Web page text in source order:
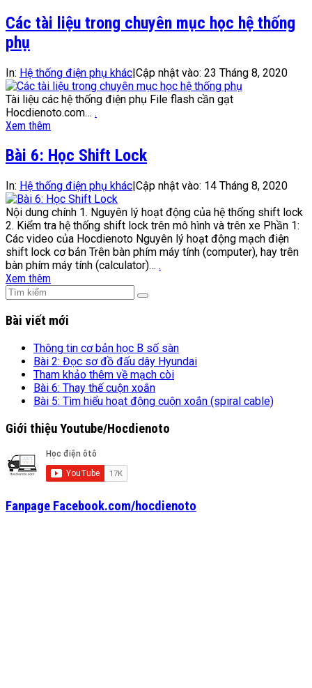
Các tài liệu trong chuyên mục học hệ thống
phụ
In: Hệ thống điện phụ khác|Cập nhật vào: 23 Tháng 8, 2020
Tài liệu các hệ thống điện phụ File flash cần gạt
Hocdienoto.com… .
Xem thêm
Bài 6: Học Shift Lock
In: Hệ thống điện phụ khác Cập nhật vào: 14 Tháng 8, 2020
Nội dung chính 1. Nguyên lý hoạt động của hệ thống shift lock
2. Kiểm tra hệ thống shift lock trên mô hình và trên xe Phần 1:
Các video của Hocdienoto Nguyên lý hoạt động mạch điện
shift lock cơ bản Trên bàn phím máy tính (computer), hay trên
bàn phím máy tính (calculator)… .
Xem thêm
Bài viết mới
Thông tin cơ bản học B số sàn
Bài 2: Đọc sơ đồ đấu dây Hyundai
Tham khảo thêm về mạch còi
Bài 6: Thay thế cuộn xoắn
Bài 5: Tìm hiểu hoạt động cuộn xoắn (spiral cable)
Giới thiệu Youtube/Hocdienoto
Fanpage Facebook.com/hocdienoto